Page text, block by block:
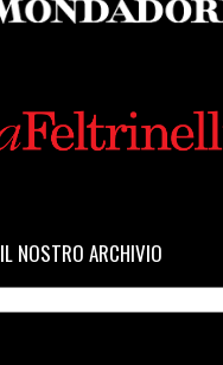
IL NOSTRO ARCHIVIO